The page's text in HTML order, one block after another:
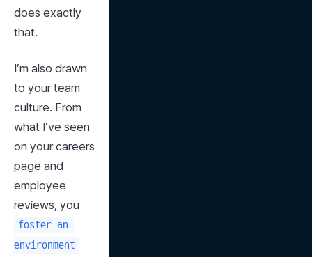
does exactly
that.
I’m also drawn
to your team
culture. From
what I’ve seen
on your careers
page and
employee
foster an
environment